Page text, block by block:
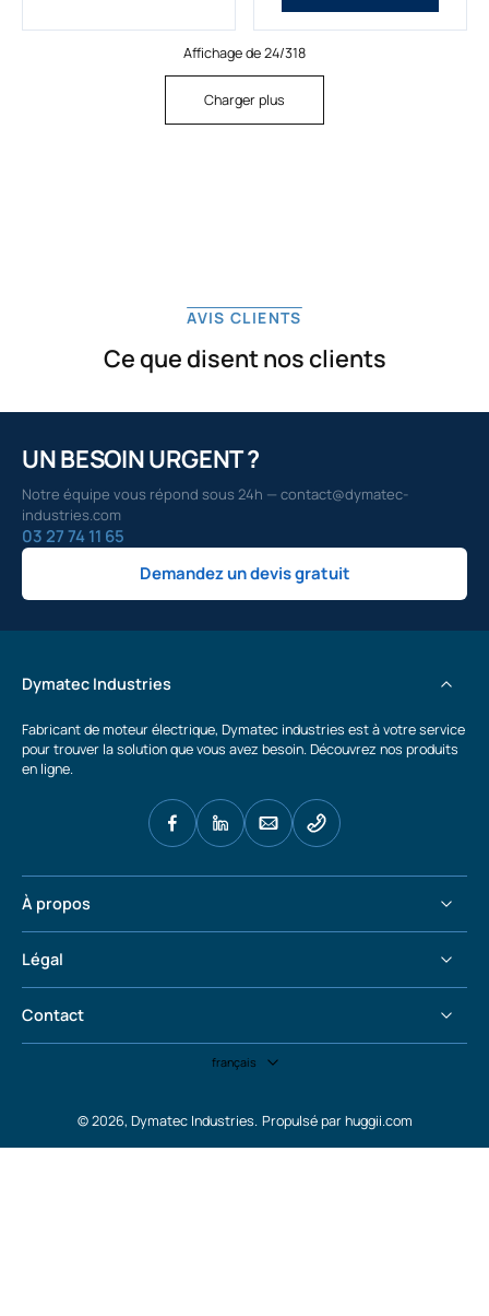
Affichage de 24/318
Charger plus
AVIS CLIENTS
Ce que disent nos clients
UN BESOIN URGENT ?
Notre équipe vous répond sous 24h — contact@dymatec-
industries.com
03 27 74 11 65
Demandez un devis gratuit
Dymatec Industries
Fabricant de moteur électrique, Dymatec industries est à votre service
pour trouver la solution que vous avez besoin. Découvrez nos produits
en ligne.
À propos
Légal
Contact
français
© 2026, Dymatec Industries. Propulsé par huggii.com